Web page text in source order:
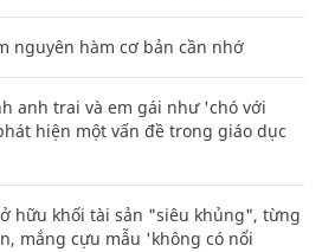
nguyên hàm cơ bản cần nhớ
anh trai và em gái như 'chó với
hiện một vấn đề trong giáo dục
hữu khối tài sản "siêu khủng", từng
mắng cựu mẫu 'không có nổi